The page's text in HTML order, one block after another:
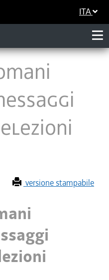
ITA
versione stampabile